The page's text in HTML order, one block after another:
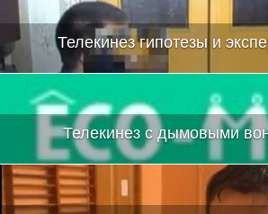
Телекинез гипотезы и
Телекинез с дымовыми